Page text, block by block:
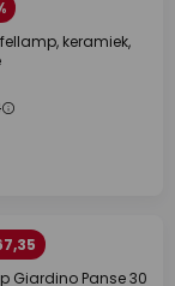
keramiek,
Giardino Panse 30